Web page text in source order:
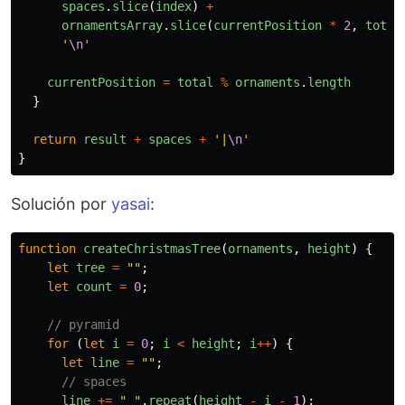
spaces . slice(index)
+
ornamentsArray. slice(currentPosition * 2 ,
total
' \n'
currentPosition = total % ornaments . length
}
return result + spaces + ' \n'
}
Solución por yasai:
function createChristmasTree(ornaments , height)
{
let
tree = "" ;
let
count = 0;
// pyramid
for
(let i = 0; i < height ; i++)
{
let
line = "" ;
// spaces
line += " " . repeat ( height - i - 1 );